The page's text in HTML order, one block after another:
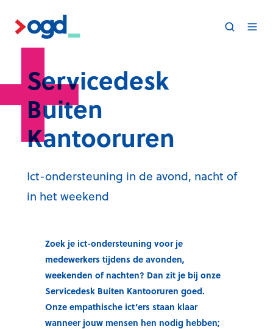
Servicedesk
Buiten
Kantooruren
Ict-ondersteuning in de avond, nacht of
in het weekend
Zoek je ict-ondersteuning voor je
medewerkers tijdens de avonden,
weekenden of nachten? Dan zit je bij onze
Servicedesk Buiten Kantooruren goed.
Onze empathische ict’ers staan klaar
wanneer jouw mensen hen nodig hebben;